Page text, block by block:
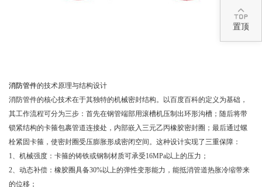

置顶
消防管件的技术原理与结构设计
消防管件的核心技术在于其独特的机械密封结构。以百度百科的定义为基础，
其工作流程可分为三步：首先在钢管端部用滚槽机压制出环形沟槽；随后将带
锁紧结构的卡箍包裹管道连接处，内部嵌入三元乙丙橡胶密封圈；最后通过螺
栓紧固卡箍，使密封圈受压膨胀形成密闭空间。这种设计实现了三重保障：
1、机械强度：卡箍的铸铁或钢制材质可承受16MPa以上的压力；
2、动态补偿：橡胶圈具备30%以上的弹性变形能力，能抵消管道热胀冷缩带来
的位移；